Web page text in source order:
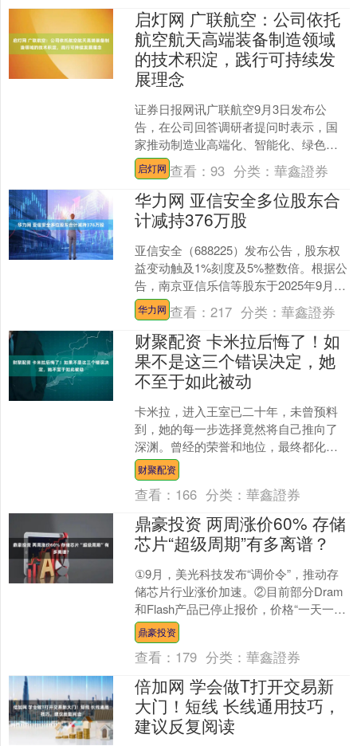
启灯网 广联航空：公司依托
航空航天高端装备制造领域
的技术积淀，践行可持续发
展理念
证券日报网讯广联航空9月3日发布公
告，在公司回答调研者提问时表示，国
家推动制造业高端化、智能化、绿色化
转型，是产业高质量发展的核心导向，
也是公司战略布局的重要遵....
启灯网 查看：93 分类：華鑫證券
华力网 亚信安全多位股东合
计减持376万股
亚信安全（688225）发布公告，股东权
益变动触及1%刻度及5%整数倍。根据公
告，南京亚信乐信等股东于2025年9月12
日至9月30日期间合计减持376万股，
占....
华力网 查看：217 分类：華鑫證券
财聚配资 卡米拉后悔了！如
果不是这三个错误决定，她
不至于如此被动
卡米拉，进入王室已二十年，未曾预料
到，她的每一步选择竟然将自己推向了
深渊。曾经的荣誉和地位，最终都化为
泡影，口碑与人气的暴跌，也让她在查
尔斯心中的位置越来越微弱....
财聚配资
查看： 166 分类：華鑫證券
鼎豪投资 两周涨价60% 存储
芯片“超级周期”有多离谱？
①9月，美光科技发布“调价令”，推动存
储芯片行业涨价加速。②目前部分Dram
和Flash产品已停止报价，价格“一天一个
价”。③近两周有DDR产品报价涨幅达
60%....
鼎豪投资
查看： 179 分类：華鑫證券
倍加网 学会做T打开交易新
大门！短线 长线通用技巧，
建议反复阅读